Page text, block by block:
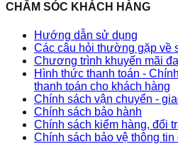
CHĂM SÓC KHÁCH HÀNG
Hướng dẫn sử dụng
Các câu hỏi thường gặp về
Chương trình khuyến mãi
Hình thức thanh toán -
thanh toán cho khách hàng
Chính sách vận chuyển -
Chính sách bảo hành
Chính sách kiểm hàng, đổi
Chính sách bảo vệ thông